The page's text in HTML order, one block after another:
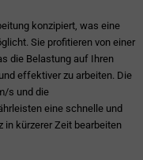
konzipiert, was eine
Sie profitieren von einer
die Belastung auf Ihren
effektiver zu arbeiten. Die
s und die
eine schnelle und
in kürzerer Zeit bearbeiten